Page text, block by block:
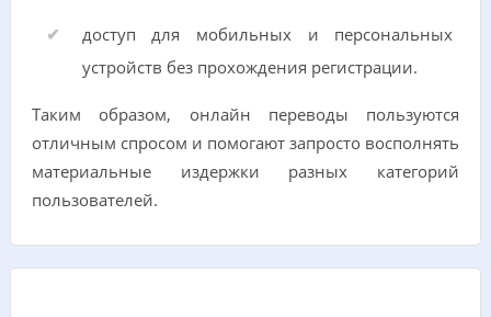
доступ для мобильных и персональных
устройств без прохождения регистрации.
Таким образом, онлайн переводы пользуются
отличным спросом и помогают запросто восполнять
материальные издержки разных категорий
пользователей.